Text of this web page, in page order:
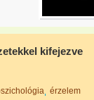
kifejezve
érzelem